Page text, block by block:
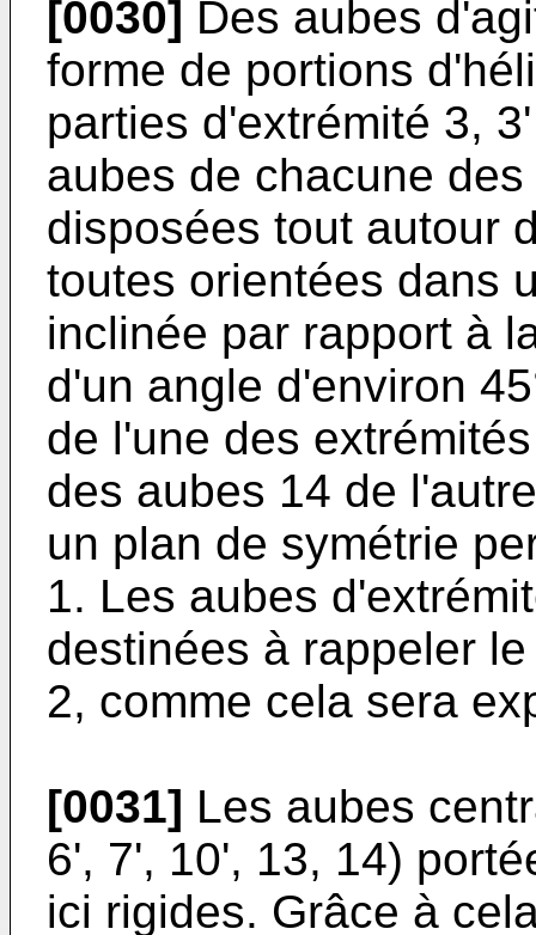
[0030] Des aubes
forme de portions
parties d'extrémité 3,
aubes de chacune
disposées tout autour
toutes orientées dans
inclinée par rapport à
d'un angle d'environ
de l'une des
des aubes 14 de
un plan de symétrie
1. Les aubes
destinées à rappeler
2, comme cela sera
[0031] Les aubes
6', 7', 10', 13, 14)
ici rigides. Grâce à